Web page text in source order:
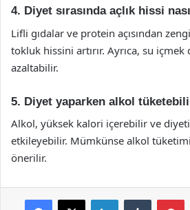
4. Diyet sırasında açlık hissi
Lifli gıdalar ve protein açısından
tokluk hissini artırır. Ayrıca, su içmek
azaltabilir.
5. Diyet yaparken alkol
Alkol, yüksek kalori içerebilir ve
etkileyebilir. Mümkünse alkol
önerilir.
Facebook
X LinkedInTumblr